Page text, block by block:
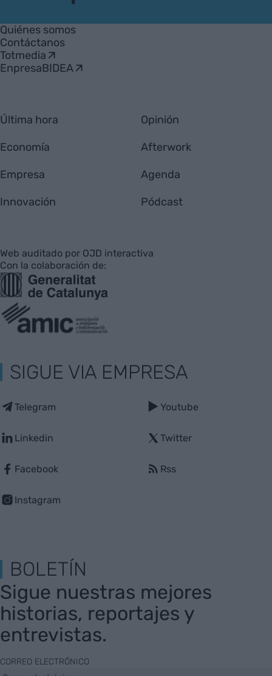
Empresa
Quiénes somos
Contáctanos
Totmedia
EnpresaBIDEA
Última hora
Economía
Empresa
Innovación
Opinión
Afterwork
Agenda
Pódcast
Web auditado por OJD interactiva
Con la colaboración de:
SIGUE VIA EMPRESA
Telegram
Linkedin
Facebook
Instagram
Youtube
Twitter
Rss
BOLETÍN
Sigue nuestras mejores
historias, reportajes y
entrevistas.
CORREO ELECTRÓNICO